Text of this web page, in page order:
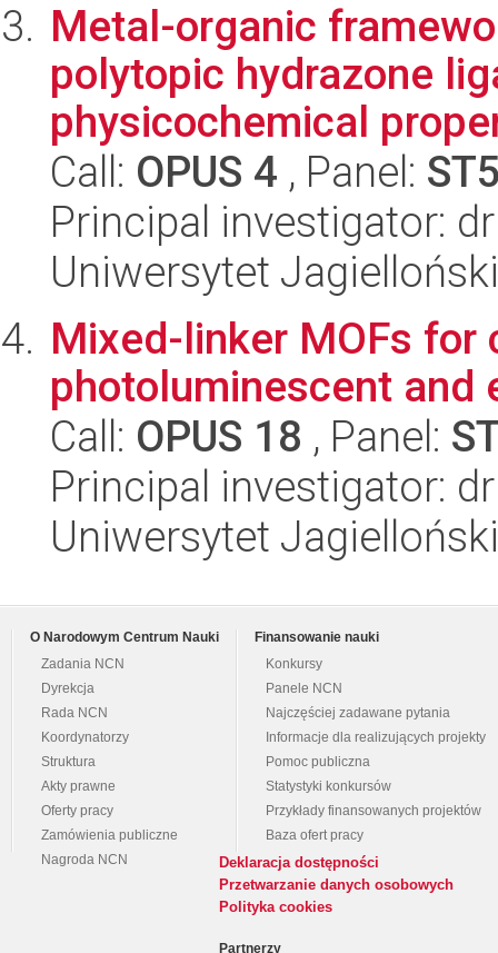
Metal-organic
polytopic hydrazone
physicochemical
Call: OPUS 4 , Panel:
Principal investigator:
Uniwersytet
Mixed-linker MOFs for
photoluminescent and
Call: OPUS 18 , Panel:
Principal investigator:
Uniwersytet
O Narodowym Centrum Nauki
Zadania NCN
Dyrekcja
Rada NCN
Koordynatorzy
Struktura
Akty prawne
Oferty pracy
Zamówienia publiczne
Nagroda NCN
Finansowanie nauki
Konkursy
Panele NCN
Najczęściej zadawane pytania
Informacje dla realizujących projekty
Pomoc publiczna
Statystyki konkursów
Przykłady finansowanych projektów
Baza ofert pracy
Deklaracja dostępności
Przetwarzanie danych osobowych
Polityka cookies
Partnerzy